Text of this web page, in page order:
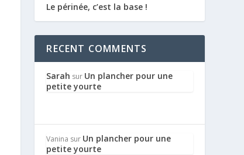
Le périnée, c’est la base !
RECENT COMMENTS
Sarah sur Un plancher pour une
petite yourte
Vanina sur Un plancher pour une
petite yourte